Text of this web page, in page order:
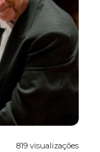
819 visualizações